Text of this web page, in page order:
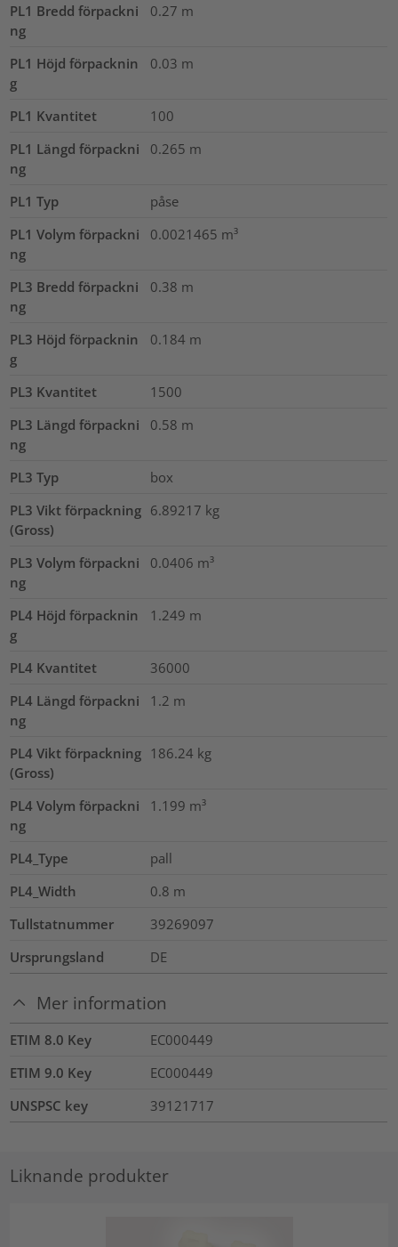
PL1 Bredd förpackni
ng
0.27 m
PL1 Höjd förpacknin
g
0.03 m
PL1 Kvantitet
100
PL1 Längd förpackni
ng
0.265 m
PL1 Typ
påse
PL1 Volym förpackni
ng
0.0021465 m³
PL3 Bredd förpackni
ng
0.38 m
PL3 Höjd förpacknin
g
0.184 m
PL3 Kvantitet
1500
PL3 Längd förpackni
ng
0.58 m
PL3 Typ
box
PL3 Vikt förpackning
(Gross)
6.89217 kg
PL3 Volym förpackni
ng
0.0406 m³
PL4 Höjd förpacknin
g
1.249 m
PL4 Kvantitet
36000
PL4 Längd förpackni
ng
1.2 m
PL4 Vikt förpackning
(Gross)
186.24 kg
PL4 Volym förpackni
ng
1.199 m³
PL4_Type
pall
PL4_Width
0.8 m
Tullstatnummer
39269097
Ursprungsland
DE
Mer information
ETIM 8.0 Key
EC000449
ETIM 9.0 Key
EC000449
UNSPSC key
39121717
Liknande produkter